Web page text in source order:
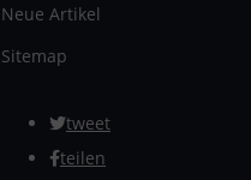
Neue Artikel
Sitemap
tweet
teilen